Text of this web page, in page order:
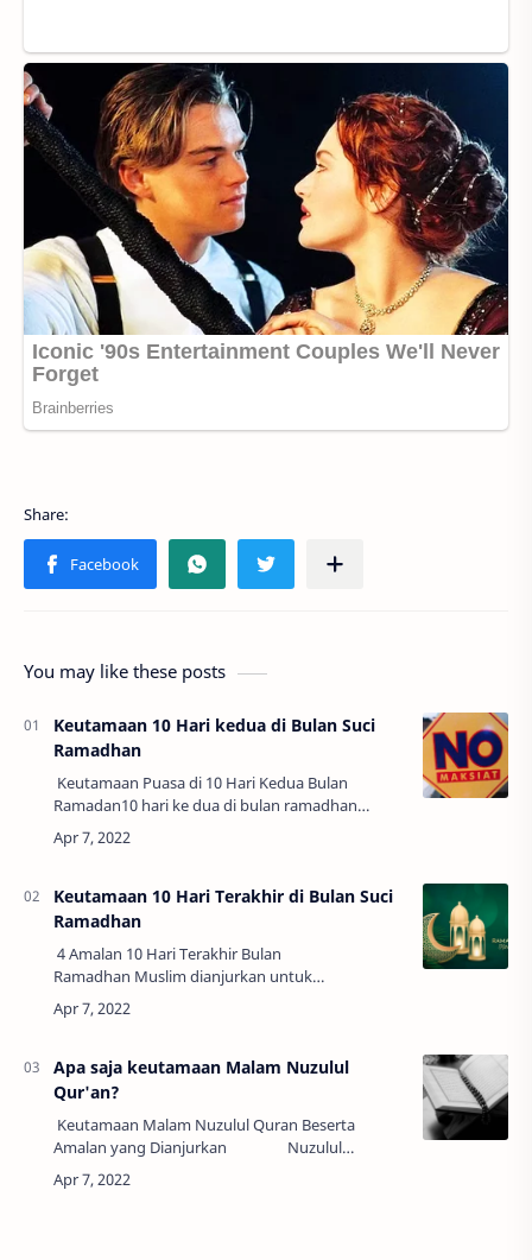
You may like these posts
Keutamaan 10 Hari kedua di Bulan Suci
Ramadhan
Keutamaan Puasa di 10 Hari Kedua Bulan
Ramadan10 hari ke dua di bulan ramadhan
diyakini sebagai waktu khusus dimana allah
memberikan ampunan. seperti apa ya
Keutamaan 10 Hari Terakhir di Bulan Suci
Ramadhan
4 Amalan 10 Hari Terakhir Bulan
Ramadhan Muslim dianjurkan untuk
memperbanyak amalan ibadah di fase terakhir
Bulan Ramadhan. Sebab, ada banyak keutamaan
Apa saja keutamaan Malam Nuzulul
Qur'an?
Keutamaan Malam Nuzulul Quran Beserta
Amalan yang Dianjurkan Nuzulul
Quranmerupakan salah satu malam yang
istimew…